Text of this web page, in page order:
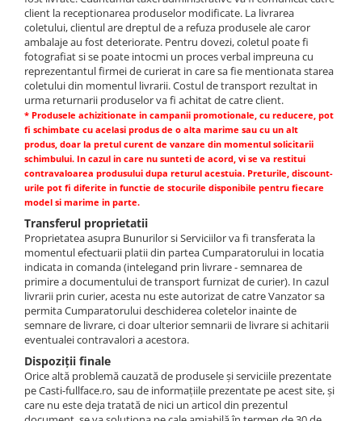
client la receptionarea produselor modificate. La livrarea
coletului, clientul are dreptul de a refuza produsele ale caror
ambalaje au fost deteriorate. Pentru dovezi, coletul poate fi
fotografiat si se poate intocmi un proces verbal impreuna cu
reprezentantul firmei de curierat in care sa fie mentionata starea
coletului din momentul livrarii. Costul de transport rezultat in
urma returnarii produselor va fi achitat de catre client.
* Produsele achizitionate in campanii promotionale, cu reducere, pot
fi schimbate cu acelasi produs de o alta marime sau cu un alt
produs, doar la pretul curent de vanzare din momentul solicitarii
schimbului. In cazul in care nu sunteti de acord, vi se va restitui
contravaloarea produsului dupa returul acestuia. Preturile, discount-
urile pot fi diferite in functie de stocurile disponibile pentru fiecare
model si marime in parte.
Transferul proprietatii
Proprietatea asupra Bunurilor si Serviciilor va fi transferata la
momentul efectuarii platii din partea Cumparatorului in locatia
indicata in comanda (intelegand prin livrare - semnarea de
primire a documentului de transport furnizat de curier). In cazul
livrarii prin curier, acesta nu este autorizat de catre Vanzator sa
permita Cumparatorului deschiderea coletelor inainte de
semnare de livrare, ci doar ulterior semnarii de livrare si achitarii
eventualei contravalori a acestora.
Dispoziții finale
Orice altă problemă cauzată de produsele și serviciile prezentate
pe Casti-fullface.ro, sau de informațiile prezentate pe acest site, și
care nu este deja tratată de nici un articol din prezentul